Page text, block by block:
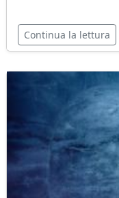
Continua la lettura